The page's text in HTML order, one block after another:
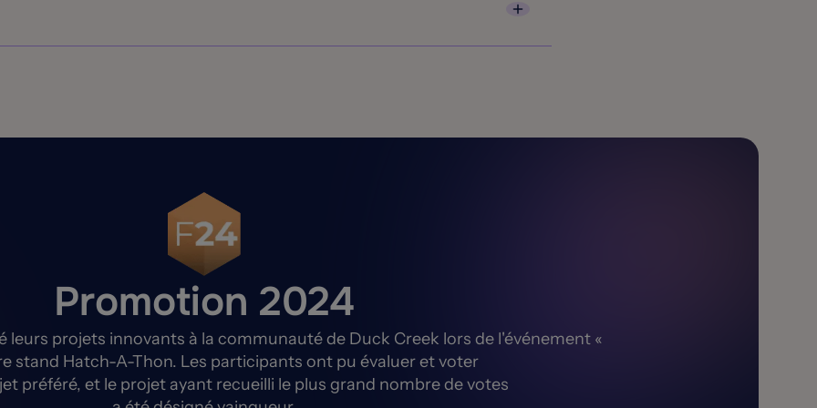
Promotion 2024
leurs projets innovants à la communauté de Duck Creek lors de l'événement «
stand Hatch-A-Thon. Les participants ont pu évaluer et voter
préféré, et le projet ayant recueilli le plus grand nombre de votes